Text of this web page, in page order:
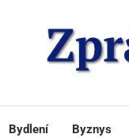
Bydlení Byznys